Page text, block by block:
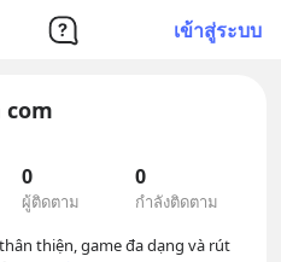
เข้าสู่ระบบ
com
0
ผู้ติดตาม
0
กำลังติดตาม
thiện, game đa dạng và rút